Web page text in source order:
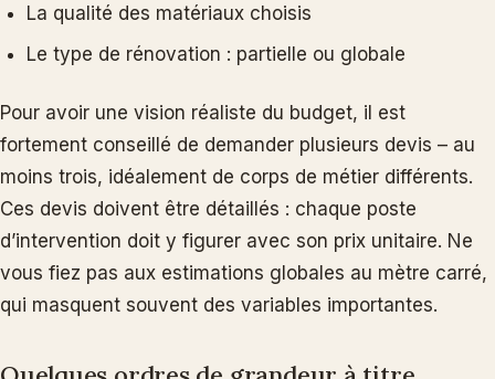
La qualité des matériaux choisis
Le type de rénovation : partielle ou globale
Pour avoir une vision réaliste du budget, il est
fortement conseillé de demander plusieurs devis – au
moins trois, idéalement de corps de métier différents.
Ces devis doivent être détaillés : chaque poste
d’intervention doit y figurer avec son prix unitaire. Ne
vous fiez pas aux estimations globales au mètre carré,
qui masquent souvent des variables importantes.